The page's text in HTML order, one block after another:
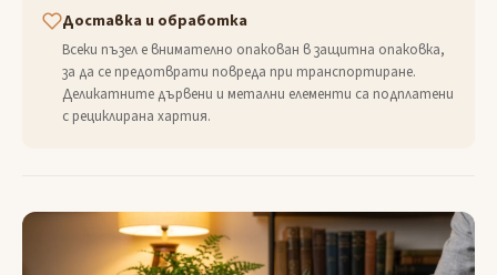
Доставка и обработка
Всеки пъзел е внимателно опакован в защитна опаковка,
за да се предотврати повреда при транспортиране.
Деликатните дървени и метални елементи са подплатени
с рециклирана хартия.